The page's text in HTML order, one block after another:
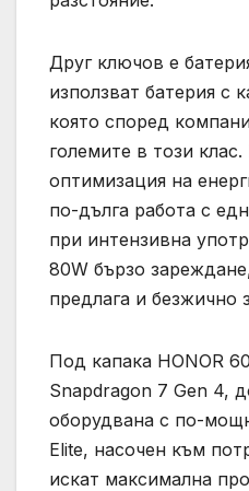
Друг ключов е
използват батерия с
която според
големите в този
оптимизация на
по-дълга работа с
при интензивна
80W бързо
предлага и безжично
Под капака HONOR
Snapdragon 7 Gen 4,
оборудвана с по-
Elite, насочен към
искат максимална